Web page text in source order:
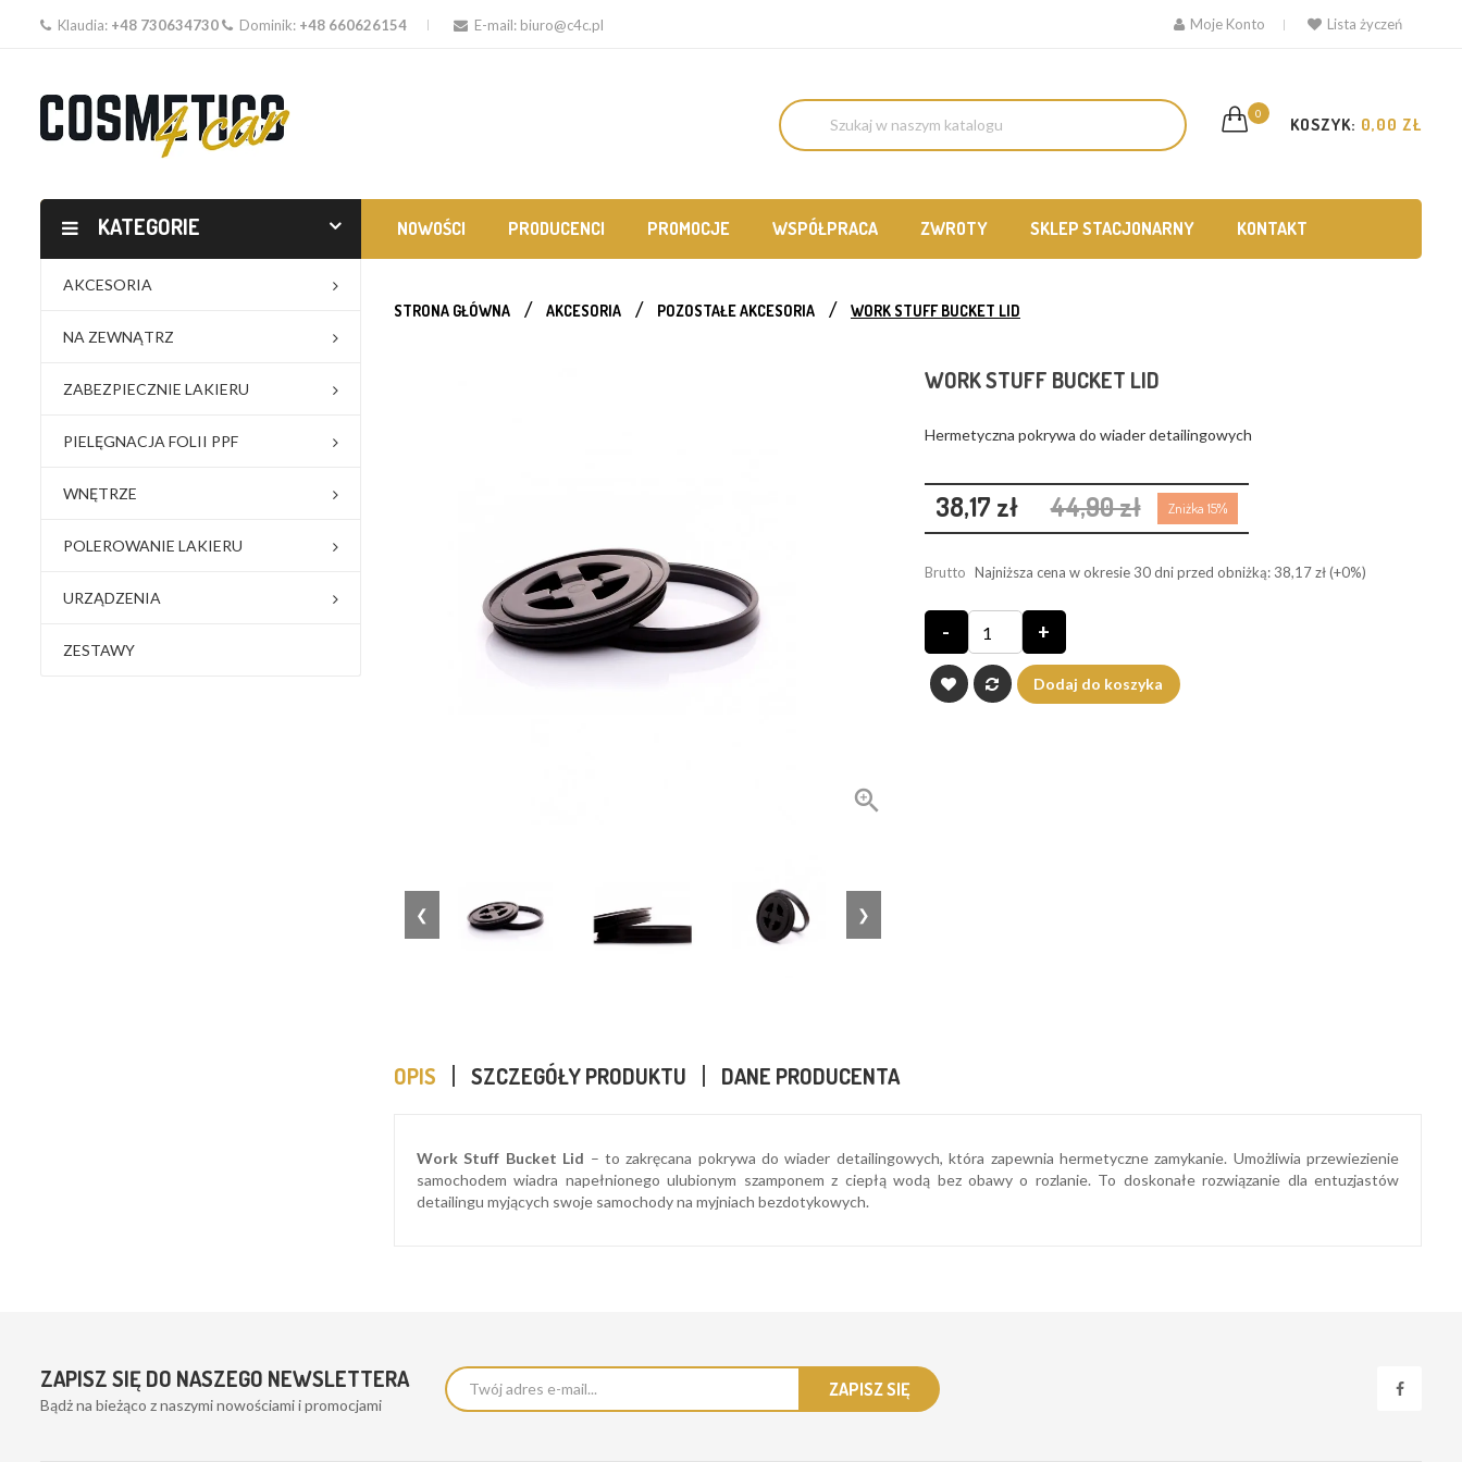
Klaudia: +48 730634730 Dominik: +48 660626154 E-mail: biuro@c4c.pl Moje Konto Lista życzeń
0
KOSZYK: 0,00 ZŁ
KATEGORIE NOWOŚCI PRODUCENCI PROMOCJE WSPÓŁPRACA ZWROTY SKLEP STACJONARNY KONTAKT
AKCESORIA
NA ZEWNĄTRZ
ZABEZPIECZNIE LAKIERU
PIELĘGNACJA FOLII PPF
WNĘTRZE
POLEROWANIE LAKIERU
URZĄDZENIA
ZESTAWY
STRONA GŁÓWNA AKCESORIA POZOSTAŁE AKCESORIA WORK STUFF BUCKET LID

❮ ❯
WORK STUFF BUCKET LID
Hermetyczna pokrywa do wiader detailingowych
38,17 zł 44,90 zł Zniżka 15%
Brutto Najniższa cena w okresie 30 dni przed obniżką: 38,17 zł (+0%)
- +
Dodaj do koszyka
OPIS SZCZEGÓŁY PRODUKTU DANE PRODUCENTA
Work Stuff Bucket Lid – to zakręcana pokrywa do wiader detailingowych, która zapewnia hermetyczne zamykanie. Umożliwia przewiezienie
samochodem wiadra napełnionego ulubionym szamponem z ciepłą wodą bez obawy o rozlanie. To doskonałe rozwiązanie dla entuzjastów
detailingu myjących swoje samochody na myjniach bezdotykowych.
ZAPISZ SIĘ DO NASZEGO NEWSLETTERA
Bądż na bieżąco z naszymi nowościami i promocjami